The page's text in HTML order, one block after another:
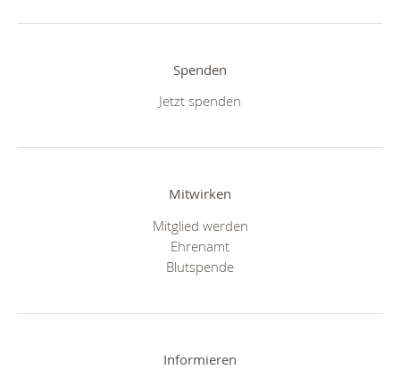
Spenden
Jetzt spenden
Mitwirken
Mitglied werden
Ehrenamt
Blutspende
Informieren